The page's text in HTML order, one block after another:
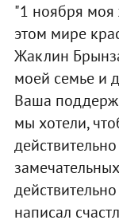
"1 ноября моя
этом мире
Жаклин
моей семье и
Ваша
мы хотели,
написал